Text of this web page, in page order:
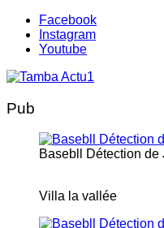
Aller
contenu
Facebook
Instagram
Youtube
Pub
Basebll Détection de
Villa la vallée